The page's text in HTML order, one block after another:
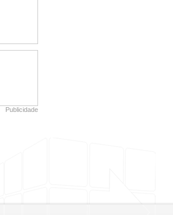
Publicidade